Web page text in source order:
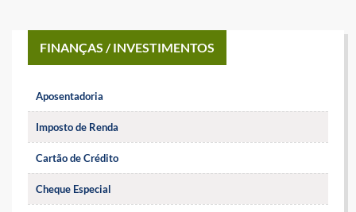
FINANÇAS / INVESTIMENTOS
Aposentadoria
Imposto de Renda
Cartão de Crédito
Cheque Especial